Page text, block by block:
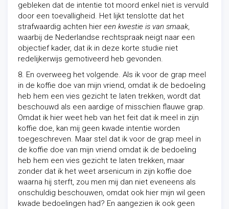
gebleken dat de intentie tot moord enkel niet is vervuld
door een toevalligheid. Het lijkt tenslotte dat het
strafwaardig achten hier een kwestie is van smaak,
waarbij de Nederlandse rechtspraak neigt naar een
objectief kader, dat ik in deze korte studie niet
redelijkerwijs gemotiveerd heb gevonden.
8. En overweeg het volgende. Als ik voor de grap meel
in de koffie doe van mijn vriend, omdat ik de bedoeling
heb hem een vies gezicht te laten trekken, wordt dat
beschouwd als een aardige of misschien flauwe grap.
Omdat ik hier weet heb van het feit dat ik meel in zijn
koffie doe, kan mij geen kwade intentie worden
toegeschreven. Maar stel dat ik voor de grap meel in
de koffie doe van mijn vriend omdat ik de bedoeling
heb hem een vies gezicht te laten trekken, maar
zonder dat ik het weet arsenicum in zijn koffie doe
waarna hij sterft, zou men mij dan niet eveneens als
onschuldig beschouwen, omdat ook hier mijn wil geen
kwade bedoelingen had? En aangezien ik ook geen